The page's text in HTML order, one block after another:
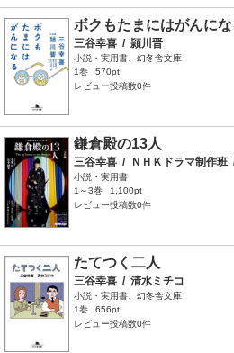
ボクもたまにはがんにな
三谷幸喜 / 頴川晋
小説・実用書、幻冬舎文庫
1巻
570pt
レビュー投稿数0件
鎌倉殿の13人
三谷幸喜 / ＮＨＫドラマ制作班
小説・実用書
1～3巻
1,100pt
レビュー投稿数0件
たてつく二人
三谷幸喜 / 清水ミチコ
小説・実用書、幻冬舎文庫
1巻
656pt
レビュー投稿数0件